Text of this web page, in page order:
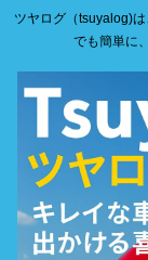
ツヤログ（tsuyalog)
でも簡単に